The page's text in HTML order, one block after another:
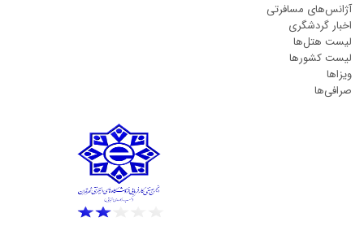
آژانس‌های مسافرتی
اخبار گردشگری
لیست هتل‌ها
لیست کشورها
ویزاها
صرافی‌ها